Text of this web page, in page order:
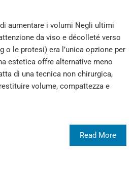
aumentare i volumi Negli ultimi
da viso e décolleté verso
o le protesi) era l’unica opzione per
estetica offre alternative meno
di una tecnica non chirurgica,
volume, compattezza e
Read More